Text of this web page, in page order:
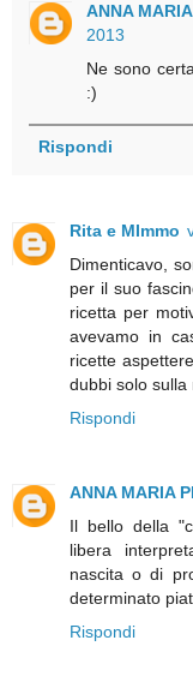
ANNA
2013
Ne sono
:)
Rispondi
Rita e MImmo
Dimenticavo,
per il suo
ricetta per
avevamo in
ricette
dubbi solo
Rispondi
ANNA MARIA
Il bello della
libera
nascita o di
determinato
Rispondi